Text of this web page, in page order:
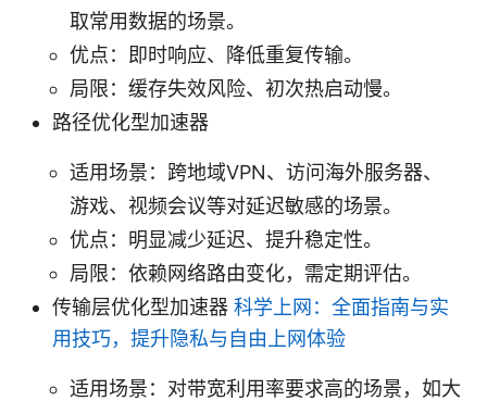
取常用数据的场景。
优点：即时响应、降低重复传输。
局限：缓存失效风险、初次热启动慢。
路径优化型加速器
适用场景：跨地域VPN、访问海外服务器、
游戏、视频会议等对延迟敏感的场景。
优点：明显减少延迟、提升稳定性。
局限：依赖网络路由变化，需定期评估。
传输层优化型加速器 科学上网：全面指南与实
用技巧，提升隐私与自由上网体验
适用场景：对带宽利用率要求高的场景，如大